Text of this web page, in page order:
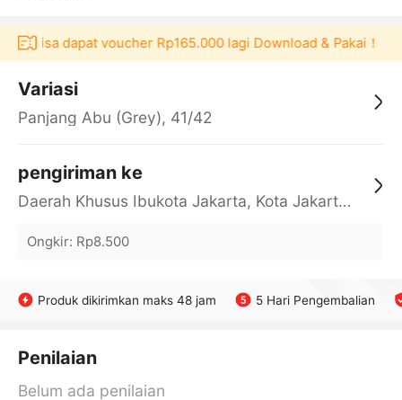
bisa dapat voucher Rp165.000 lagi Download & Pakai！
Variasi
Panjang Abu (Grey), 41/42
pengiriman ke
Daerah Khusus Ibukota Jakarta, Kota Jakarta Barat, Cengkareng, yy
Ongkir: Rp8.500
Produk dikirimkan maks 48 jam 5 Hari Pengembalian
Penilaian
Belum ada penilaian